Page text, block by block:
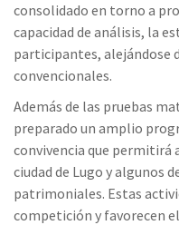
consolidado en torno a
capacidad de análisis, la
participantes, alejándose
convencionales.
Además de las pruebas
preparado un amplio
convivencia que permitirá
ciudad de Lugo y algunos
patrimoniales. Estas
competición y favorecen